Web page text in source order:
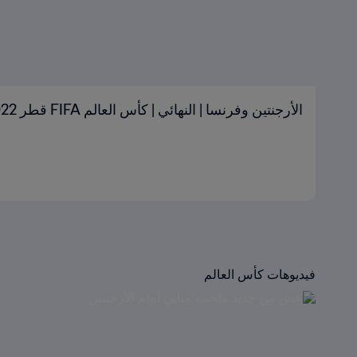
الأرجنتين وفرنسا | النهائي | كأس العالم FIFA قطر 2022™ | الملخص
فيديوهات كأس العالم